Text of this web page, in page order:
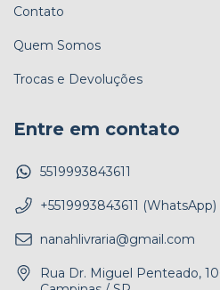
Contato
Quem Somos
Trocas e Devoluções
Entre em contato
5519993843611
+5519993843611 (WhatsApp)
nanahlivraria@gmail.com
Rua Dr. Miguel Penteado,